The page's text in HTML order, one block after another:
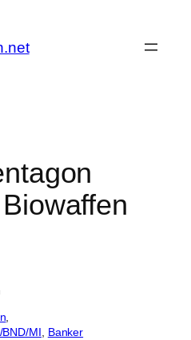
MI
Banker